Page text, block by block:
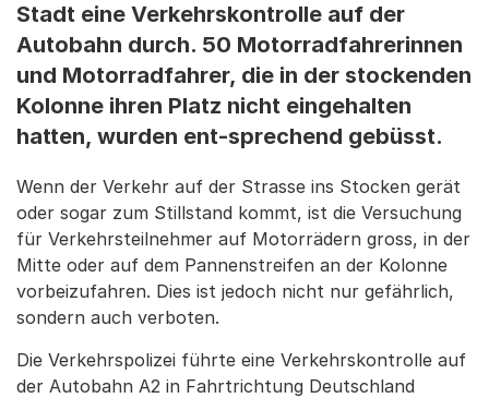
Stadt eine Verkehrskontrolle auf der
Autobahn durch. 50 Motorradfahrerinnen
und Motorradfahrer, die in der stockenden
Kolonne ihren Platz nicht eingehalten
hatten, wurden ent-sprechend gebüsst.
Wenn der Verkehr auf der Strasse ins Stocken gerät
oder sogar zum Stillstand kommt, ist die Versuchung
für Verkehrsteilnehmer auf Motorrädern gross, in der
Mitte oder auf dem Pannenstreifen an der Kolonne
vorbeizufahren. Dies ist jedoch nicht nur gefährlich,
sondern auch verboten.
Die Verkehrspolizei führte eine Verkehrskontrolle auf
der Autobahn A2 in Fahrtrichtung Deutschland